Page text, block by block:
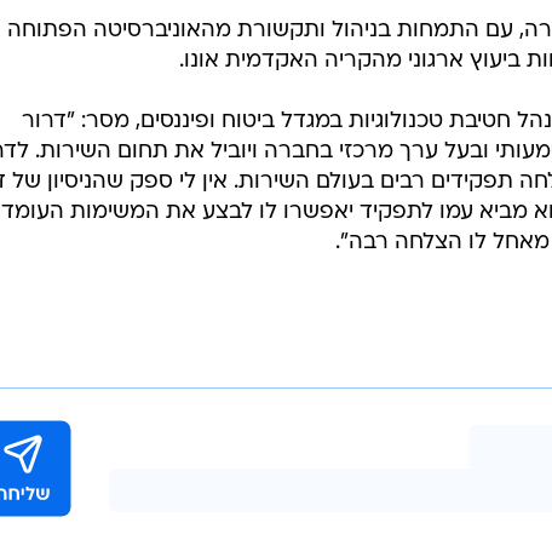
ללקוחותיה, נושא ליבה בחברה ואחד מהערכים
האחרונות כסמנכ"ל חטיבה עסקית בקבוצת תקשוב, תפקיד במסגרתו
שרות ומכירות טלפוניים בפריסה ארצית הכוללים אלפי
עובדים. קודם לכן עבד במשך כחמש שנים בחברת HOT, שם שימש כמנהל אגף מטה בחטיבת
בחברת פרטנר, שם שימש כמנהל תחום תפעול ותאום
עם התמחות בניהול ותקשורת מהאוניברסיטה הפתוחה
ובעל ערך מרכזי בחברה ויוביל את תחום השירות.
תפקידים רבים בעולם השירות. אין לי ספק שהניסיון של
מביא עמו לתפקיד יאפשרו לו לבצע את המשימות
מאחל לו הצלחה רבה".